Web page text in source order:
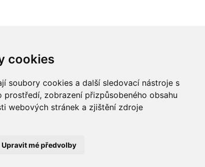
cookies
soubory cookies a další sledovací nástroje s
prostředí, zobrazení přizpůsobeného obsahu
webových stránek a zjištění zdroje
Upravit mé předvolby